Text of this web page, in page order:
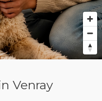
Venray